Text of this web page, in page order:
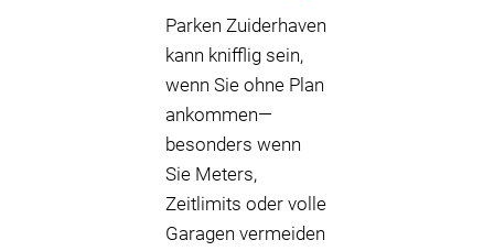
Parken Zuiderhaven
kann knifflig sein,
wenn Sie ohne Plan
ankommen—
besonders wenn
Sie Meters,
Zeitlimits oder volle
Garagen vermeiden